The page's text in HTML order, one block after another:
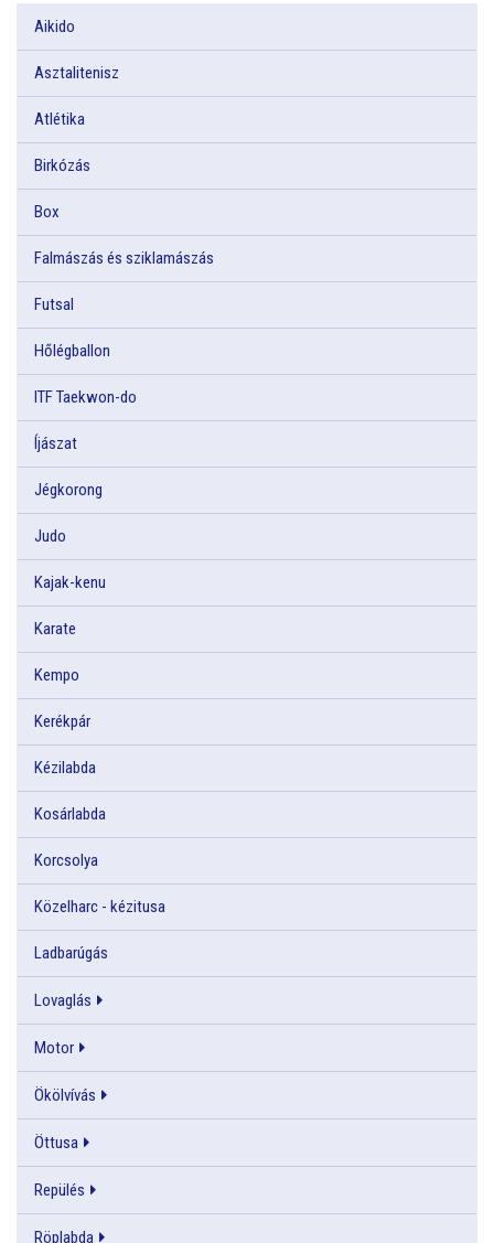
Aikido
Asztalitenisz
Atlétika
Birkózás
Box
Falmászás és sziklamászás
Futsal
Hőlégballon
ITF Taekwon-do
Íjászat
Jégkorong
Judo
Kajak-kenu
Karate
Kempo
Kerékpár
Kézilabda
Kosárlabda
Korcsolya
Közelharc - kézitusa
Ladbarúgás
Lovaglás
Motor
Ökölvívás
Öttusa
Repülés
Röplabda